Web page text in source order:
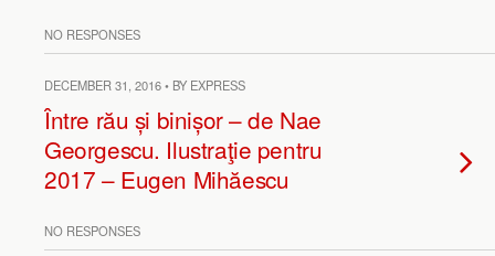
NO RESPONSES
DECEMBER 31, 2016 • BY EXPRESS
Între rău și binișor – de Nae
Georgescu. Ilustraţie pentru
2017 – Eugen Mihăescu
NO RESPONSES